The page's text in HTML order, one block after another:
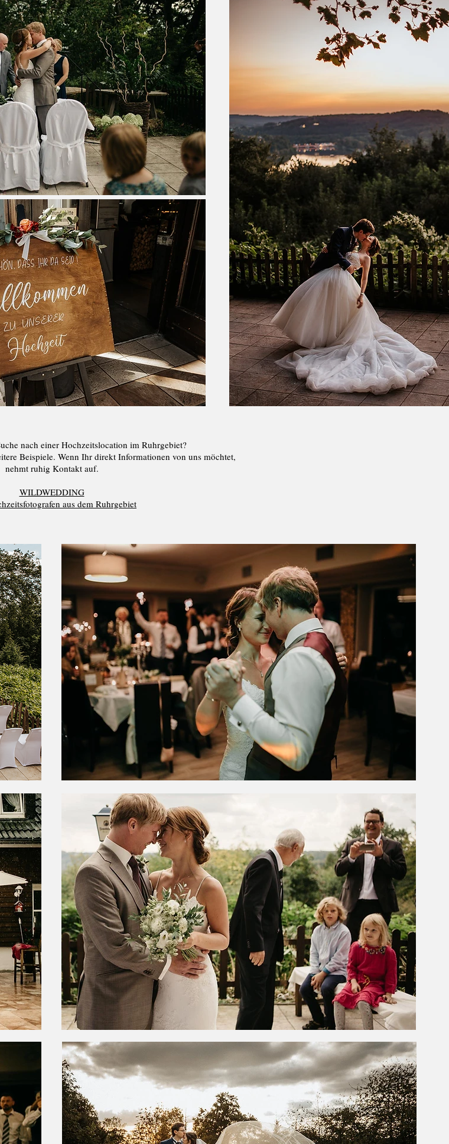
nach einer Hochzeitslocation im Ruhrgebiet?
Beispiele. Wenn Ihr direkt Informationen von uns möchtet,
nehmt ruhig Kontakt auf.
WILDWEDDING
aus dem Ruhrgebiet